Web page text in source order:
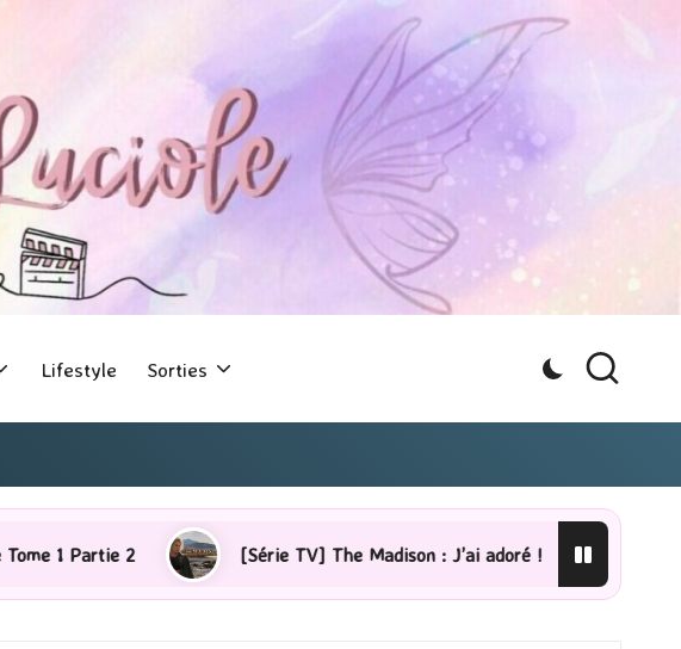
Lifestyle Sorties
[Série TV] The Madison : J’ai adoré ! [Lecture] La femme de